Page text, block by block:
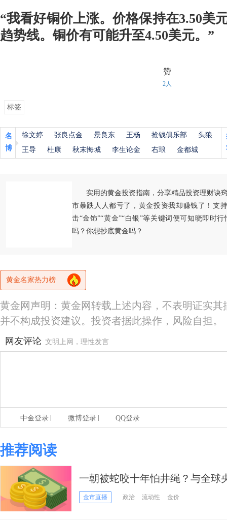
“我看好铜价上涨。价格保持在3.50美
趋势线。铜价有可能升至4.50美元。”
赞
2人
标签
名
博
徐文婷 张良点金 景良东 王杨 抢钱俱乐部
头狼
王导
杜康 秋末悔城 李生论金 右琅 金都城
实用的黄金投资指南，分享精品投资理财诀
市暴跌人人都亏了，黄金投资我却赚钱了！支
击“金饰”“黄金”“白银”等关键词便可知晓即时
吗？你想抄底黄金吗？
黄金名家热力榜
黄金网声明：黄金网转载上述内容，不表明证实
并不构成投资建议。投资者据此操作，风险自担。
网友评论 文明上网，理性发言
中金登录 微博登录 QQ登录
推荐阅读
一朝被蛇咬十年怕井绳？与全球
行“冷落”黄金“青睐”美元
金市直播 政治 流动性 金价